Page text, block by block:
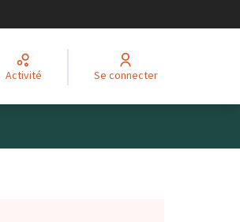
Activité Se connecter